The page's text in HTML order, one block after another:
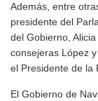
Además, entre
presidente del
del Gobierno,
consejeras López
el Presidente de la
El Gobierno de